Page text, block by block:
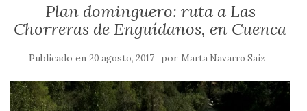
Plan dominguero: ruta a Las
Chorreras de Enguídanos, en Cuenca
Publicado en 20 agosto, 2017 por Marta Navarro Saiz